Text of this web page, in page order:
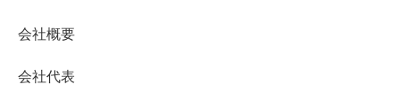
会社概要
会社代表